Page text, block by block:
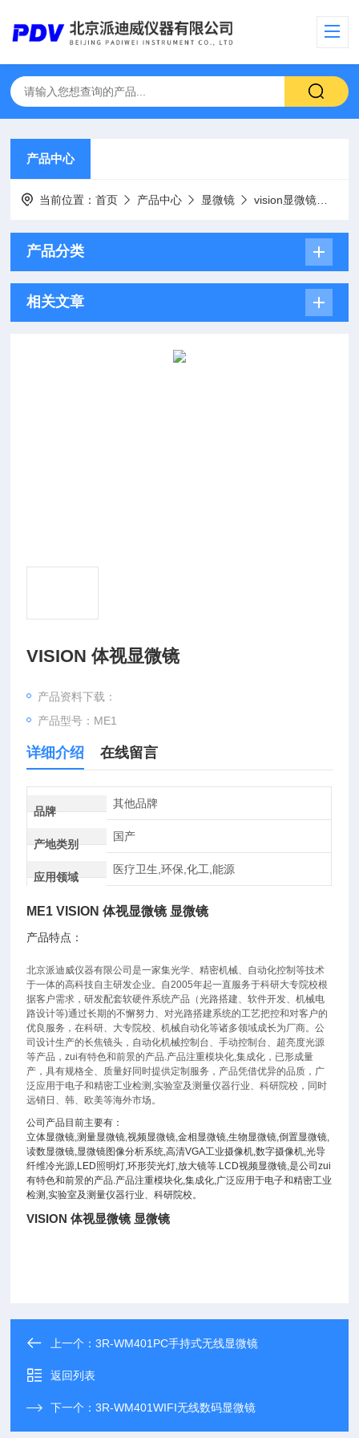
产品中心
当前位置：首页 产品中心 显微镜 vision显微镜
产品分类
相关文章
VISION 体视显微镜
产品资料下载：
产品型号：ME1
详细介绍 在线留言
品牌
其他品牌
产地类别
国产
应用领域
医疗卫生,环保,化工,能源
ME1VISION 体视显微镜 显微镜
产品特点：
北京派迪威仪器有限公司是一家集光学、精密机械、自动化控制等技术
于一体的高科技自主研发企业。自2005年起一直服务于科研大专院校根
据客户需求，研发配套软硬件系统产品（光路搭建、软件开发、机械电
路设计等)通过长期的不懈努力、对光路搭建系统的工艺把控和对客户的
优良服务，在科研、大专院校、机械自动化等诸多领域成长为厂商。公
司设计生产的长焦镜头，自动化机械控制台、手动控制台、超亮度光源
等产品，zui有特色和前景的产品.产品注重模块化,集成化，已形成量
产，具有规格全、质量好同时提供定制服务，产品凭借优异的品质，广
泛应用于电子和精密工业检测,实验室及测量仪器行业、科研院校，同时
远销日、韩、欧美等海外市场。
公司产品目前主要有：
立体显微镜,测量显微镜,视频显微镜,金相显微镜,生物显微镜,倒置显微镜,
读数显微镜,显微镜图像分析系统,高清VGA工业摄像机,数字摄像机,光导
纤维冷光源,LED照明灯,环形荧光灯,放大镜等.LCD视频显微镜,是公司zui
有特色和前景的产品.产品注重模块化,集成化,广泛应用于电子和精密工业
检测 ,实验室及测量仪器行业、科研院校。
VISION 体视显微镜 显微镜
上一个：3R-WM401PC手持式无线显微镜
返回列表
下一个：3R-WM401WIFI无线数码显微镜